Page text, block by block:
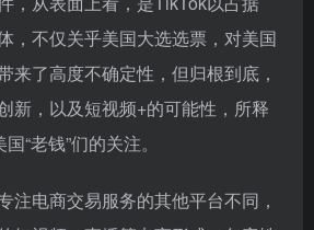
，不仅关乎美国大选选票，对美国
来了高度不确定性，但归根到底，
新，以及短视频+的可能性，所释
“老钱”们的关注。
短视频、直播等电商形式，包容性